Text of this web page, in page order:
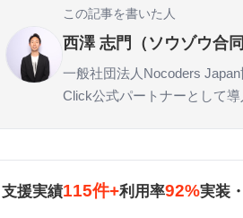
この記事を書いた人
西澤 志門（ソウゾウ合
一般社団法人Nocoders
Click公式パートナーとして
支援実績115件+利用率92%実装